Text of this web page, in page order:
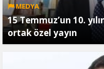
MEDYA
15 Temmuz’un 10.
ortak özel yayın